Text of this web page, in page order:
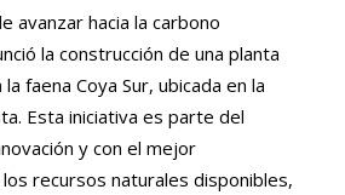
avanzar hacia la carbono
la construcción de una planta
faena Coya Sur, ubicada en la
Esta iniciativa es parte del
y con el mejor
recursos naturales disponibles,